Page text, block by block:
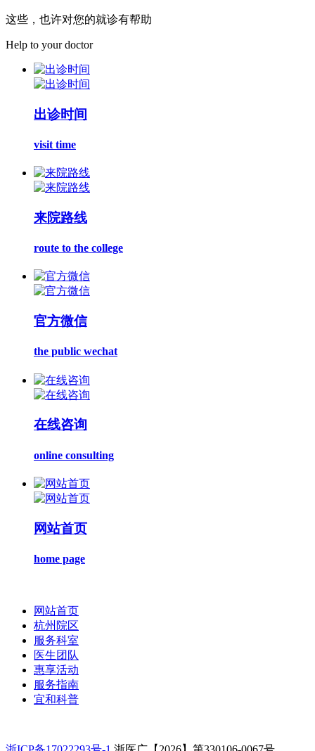
这些，也许对您的就诊有帮助
Help to your doctor
出诊时间
visit time
来院路线
route to the college
官方微信
the public wechat
在线咨询
online consulting
网站首页
home page
网站首页
杭州院区
服务科室
医生团队
惠享活动
服务指南
宜和科普